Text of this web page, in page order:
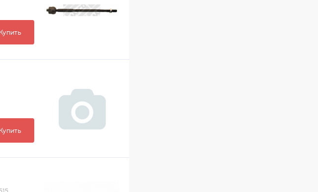
Купить
Купить